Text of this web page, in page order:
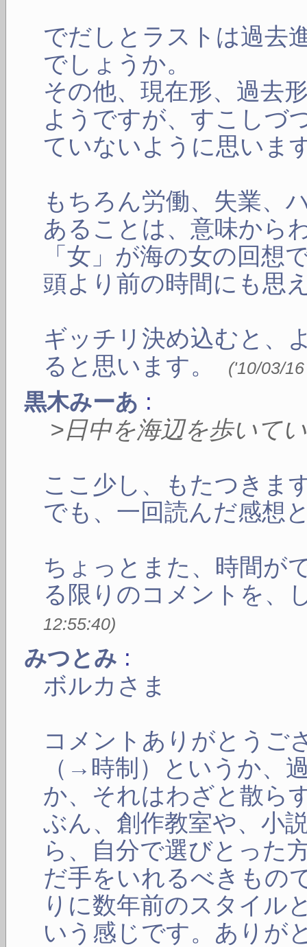
でだしとラストは過去
でしょうか。
その他、現在形、過去
ようですが、すこしづ
ていないように思いま
もちろん労働、失業、
あることは、意味から
「女」が海の女の回想
頭より前の時間にも思
ギッチリ決め込むと、
ると思います。
('10/03/
黒木みーあ :
>日中を海辺を歩いて
ここ少し、もたつきま
でも、一回読んだ感想
ちょっとまた、時間が
る限りのコメントを、
12:55:40)
みつとみ :
ボルカさま
コメントありがとうご
（→時制）というか、
か、それはわざと散ら
ぶん、創作教室や、小
ら、自分で選びとった
だ手をいれるべきもの
りに数年前のスタイル
いう感じです。ありが